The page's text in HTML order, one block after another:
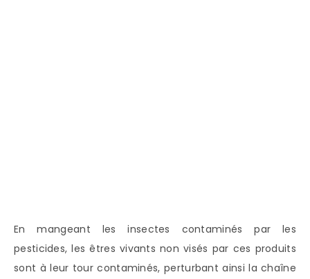
En mangeant les insectes contaminés par les
pesticides, les êtres vivants non visés par ces produits
sont à leur tour contaminés, perturbant ainsi la chaîne